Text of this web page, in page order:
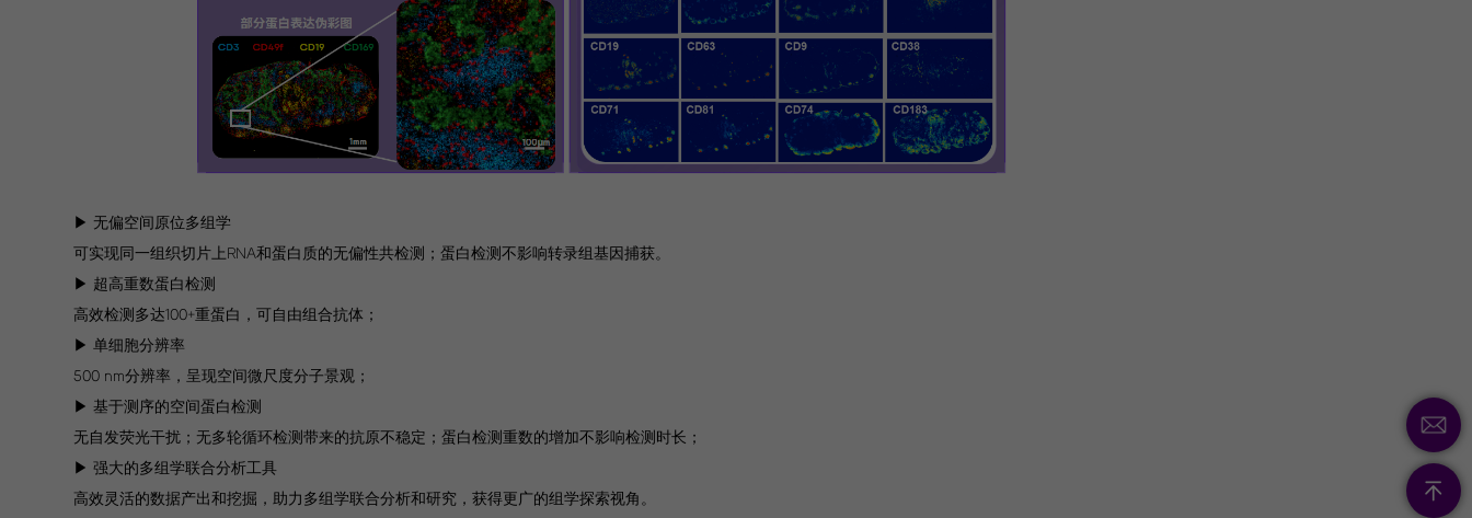
▶ 无偏空间原位多组学
可实现同一组织切片上RNA和蛋白质的无偏性共检测；蛋白检测不影响转录组基因捕获。
▶ 超高重数蛋白检测
高效检测多达100+重蛋白，可自由组合抗体；
▶ 单细胞分辨率
500 nm分辨率，呈现空间微尺度分子景观；
▶ 基于测序的空间蛋白检测
无自发荧光干扰；无多轮循环检测带来的抗原不稳定；蛋白检测重数的增加不影响检测时长；
▶ 强大的多组学联合分析工具
高效灵活的数据产出和挖掘，助力多组学联合分析和研究，获得更广的组学探索视角。